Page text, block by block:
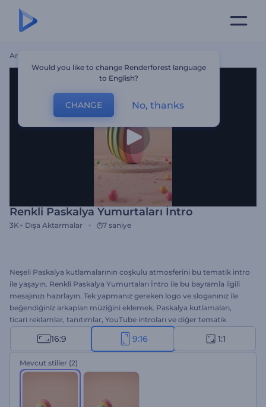
Ana Sayfa
Renkli Paskalya Yumurtaları İntro
3K+ Dışa Aktarmalar 7 saniye
Neşeli Paskalya kutlamalarının coşkulu atmosferini bu tematik intro
ile yaşayın. Renkli Paskalya Yumurtaları İntro ile bu bayramla ilgili
mesajınızı hazırlayın. Tek yapmanız gereken logo ve sloganınız ile
beğendiğiniz arkaplan müziğini eklemek. Paskalya kutlamaları,
ticari reklamlar, tanıtımlar, YouTube introları ve diğer tematik
projeler için biçilmiş kaftan. Paskalya havasını birkaç tıklama ile
projelerinize yansıtın. Bu şablonu hemen şimdi deneyin!
16:9 9:16 1:1
Mevcut stiller (2)
Would you like to change Renderforest language
to English?
CHANGE No, thanks